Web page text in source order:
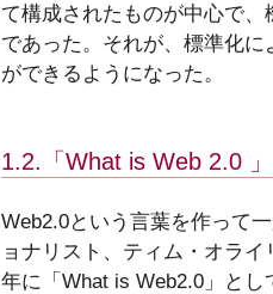
て構成されたものが中心で
であった。それが、標準化
ができるようになった。
1.2.「What is Web 2.0 」
Web2.0という言葉を作って
ョナリスト、ティム・オラ
年に「What is Web2.0」と